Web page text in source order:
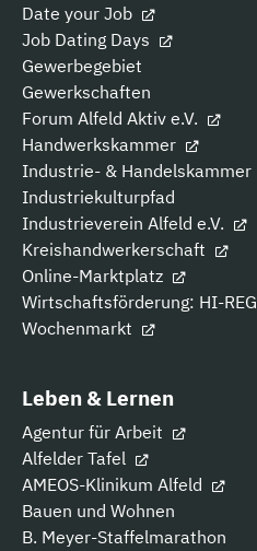
Date your Job
Job Dating Days
Gewerbegebiet
Gewerkschaften
Forum Alfeld Aktiv e.V.
Handwerkskammer
Industrie- & Handelskammer
Industriekulturpfad
Industrieverein Alfeld e.V.
Kreishandwerkerschaft
Online-Marktplatz
Wirtschaftsförderung: HI-REG
Wochenmarkt
Leben & Lernen
Agentur für Arbeit
Alfelder Tafel
AMEOS-Klinikum Alfeld
Bauen und Wohnen
B. Meyer-Staffelmarathon